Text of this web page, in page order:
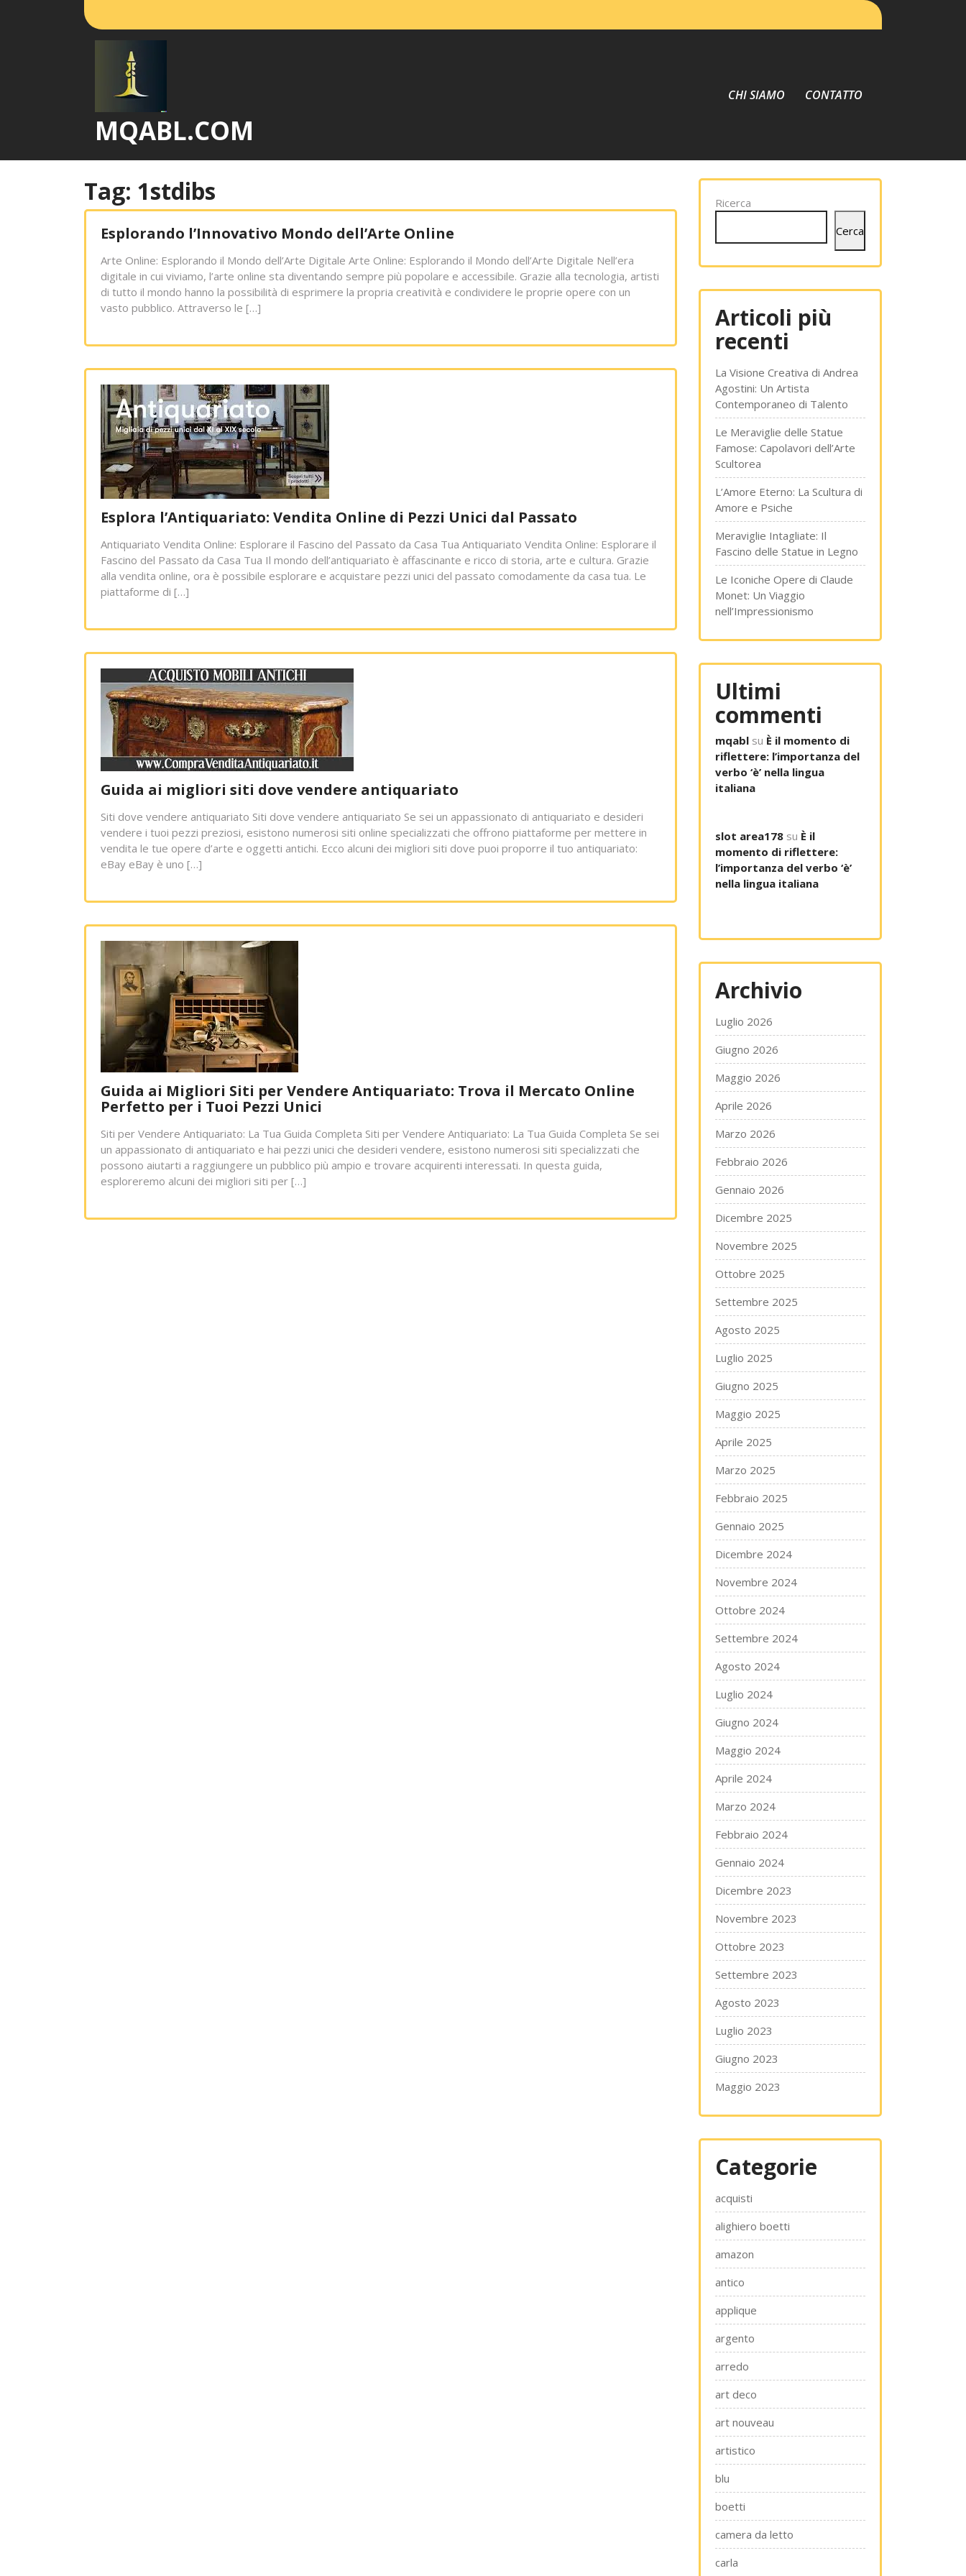
MQABL.COM
CHI SIAMO CONTATTO
Tag: 1stdibs
Esplorando l’Innovativo Mondo dell’Arte Online
Arte Online: Esplorando il Mondo dell’Arte Digitale Arte Online: Esplorando il Mondo dell’Arte Digitale Nell’era
digitale in cui viviamo, l’arte online sta diventando sempre più popolare e accessibile. Grazie alla tecnologia, artisti
di tutto il mondo hanno la possibilità di esprimere la propria creatività e condividere le proprie opere con un
vasto pubblico. Attraverso le […]
Esplora l’Antiquariato: Vendita Online di Pezzi Unici dal Passato
Antiquariato Vendita Online: Esplorare il Fascino del Passato da Casa Tua Antiquariato Vendita Online: Esplorare il
Fascino del Passato da Casa Tua Il mondo dell’antiquariato è affascinante e ricco di storia, arte e cultura. Grazie
alla vendita online, ora è possibile esplorare e acquistare pezzi unici del passato comodamente da casa tua. Le
piattaforme di […]
Guida ai migliori siti dove vendere antiquariato
Siti dove vendere antiquariato Siti dove vendere antiquariato Se sei un appassionato di antiquariato e desideri
vendere i tuoi pezzi preziosi, esistono numerosi siti online specializzati che offrono piattaforme per mettere in
vendita le tue opere d’arte e oggetti antichi. Ecco alcuni dei migliori siti dove puoi proporre il tuo antiquariato:
eBay eBay è uno […]
Guida ai Migliori Siti per Vendere Antiquariato: Trova il Mercato Online
Perfetto per i Tuoi Pezzi Unici
Siti per Vendere Antiquariato: La Tua Guida Completa Siti per Vendere Antiquariato: La Tua Guida Completa Se sei
un appassionato di antiquariato e hai pezzi unici che desideri vendere, esistono numerosi siti specializzati che
possono aiutarti a raggiungere un pubblico più ampio e trovare acquirenti interessati. In questa guida,
esploreremo alcuni dei migliori siti per […]
Ricerca
Cerca
Articoli più
recenti
La Visione Creativa di Andrea
Agostini: Un Artista
Contemporaneo di Talento
Le Meraviglie delle Statue
Famose: Capolavori dell’Arte
Scultorea
L’Amore Eterno: La Scultura di
Amore e Psiche
Meraviglie Intagliate: Il
Fascino delle Statue in Legno
Le Iconiche Opere di Claude
Monet: Un Viaggio
nell’Impressionismo
Ultimi
commenti
mqabl su È il momento di
riflettere: l’importanza del
verbo ‘è’ nella lingua
italiana
slot area178 su È il
momento di riflettere:
l’importanza del verbo ‘è’
nella lingua italiana
Archivio
Luglio 2026
Giugno 2026
Maggio 2026
Aprile 2026
Marzo 2026
Febbraio 2026
Gennaio 2026
Dicembre 2025
Novembre 2025
Ottobre 2025
Settembre 2025
Agosto 2025
Luglio 2025
Giugno 2025
Maggio 2025
Aprile 2025
Marzo 2025
Febbraio 2025
Gennaio 2025
Dicembre 2024
Novembre 2024
Ottobre 2024
Settembre 2024
Agosto 2024
Luglio 2024
Giugno 2024
Maggio 2024
Aprile 2024
Marzo 2024
Febbraio 2024
Gennaio 2024
Dicembre 2023
Novembre 2023
Ottobre 2023
Settembre 2023
Agosto 2023
Luglio 2023
Giugno 2023
Maggio 2023
Categorie
acquisti
alighiero boetti
amazon
antico
applique
argento
arredo
art deco
art nouveau
artistico
blu
boetti
camera da letto
carla